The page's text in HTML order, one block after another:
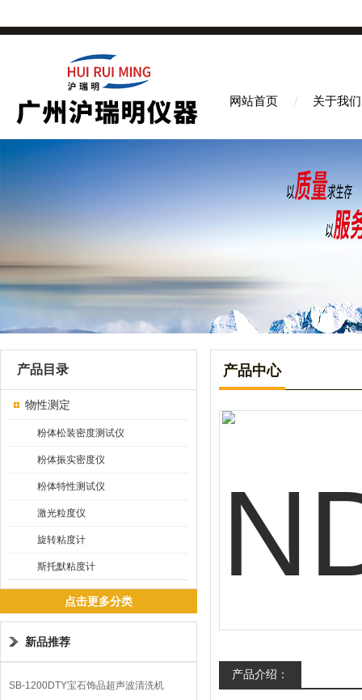
网站首页 关于我们
产品目录
物性测定
粉体松装密度测试仪
粉体振实密度仪
粉体特性测试仪
激光粒度仪
旋转粘度计
斯托默粘度计
点击更多分类
新品推荐
SB-1200DTY宝石饰品超声波清洗机
产品中心
产品介绍：